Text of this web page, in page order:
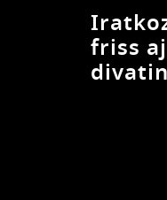
friss